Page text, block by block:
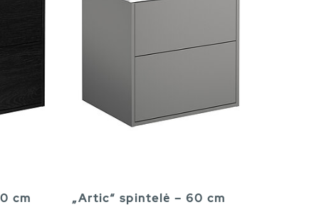
cm
„Artic“ spintelė – 60 cm